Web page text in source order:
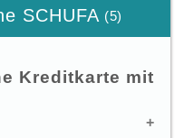
SCHUFA (5)
Kreditkarte mit